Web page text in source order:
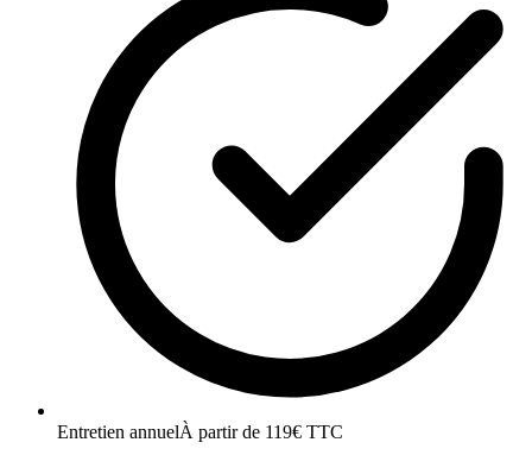
Entretien annuelÀ partir de 119€ TTC